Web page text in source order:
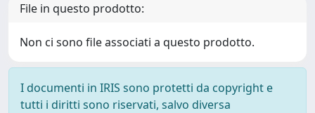
File in questo prodotto:
Non ci sono file associati a questo prodotto.
I documenti in IRIS sono protetti da copyright e
tutti i diritti sono riservati, salvo diversa